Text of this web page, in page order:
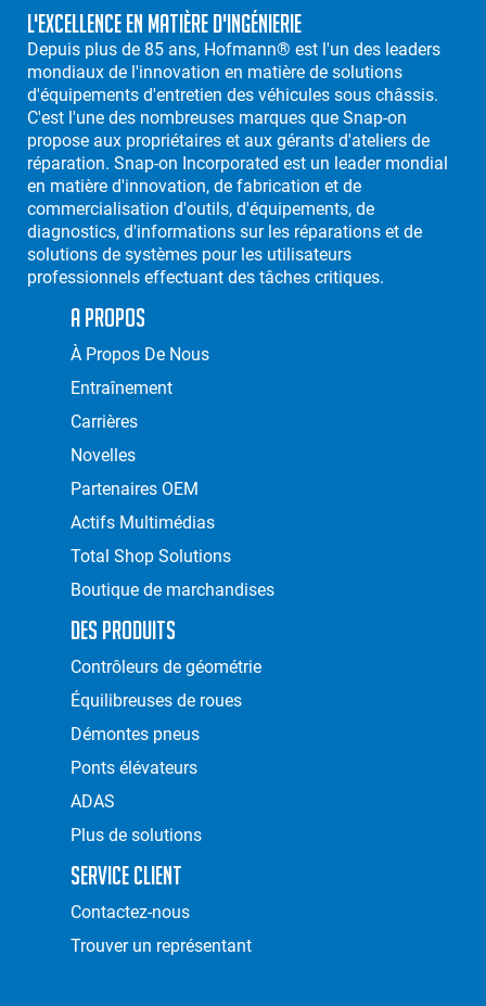
L'excellence en matière d'ingénierie
Depuis plus de 85 ans, Hofmann® est l'un des leaders
mondiaux de l'innovation en matière de solutions
d'équipements d'entretien des véhicules sous châssis.
C'est l'une des nombreuses marques que Snap-on
propose aux propriétaires et aux gérants d'ateliers de
réparation. Snap-on Incorporated est un leader mondial
en matière d'innovation, de fabrication et de
commercialisation d'outils, d'équipements, de
diagnostics, d'informations sur les réparations et de
solutions de systèmes pour les utilisateurs
professionnels effectuant des tâches critiques.
A Propos
À Propos De Nous
Entraînement
Carrières
Novelles
Partenaires OEM
Actifs Multimédias
Total Shop Solutions
Boutique de marchandises
Des Produits
Contrôleurs de géométrie
Équilibreuses de roues
Démontes pneus
Ponts élévateurs
ADAS
Plus de solutions
Service Client
Contactez-nous
Trouver un représentant